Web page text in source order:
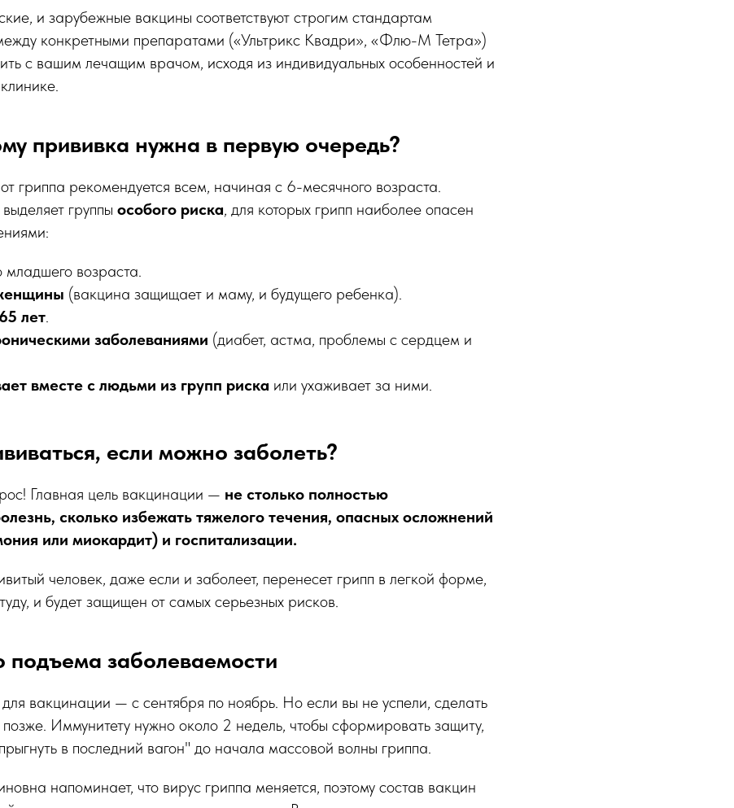
и зарубежные вакцины соответствуют строгим стандартам
конкретными препаратами («Ультрикс Квадри», «Флю-М Тетра»)
с вашим лечащим врачом, исходя из индивидуальных особенностей и
прививка нужна в первую очередь?
гриппа рекомендуется всем, начиная с 6-месячного возраста.
группы особого риска, для которых грипп наиболее опасен
младшего возраста.
(вакцина защищает и маму, и будущего ребенка).
лет.
заболеваниями (диабет, астма, проблемы с сердцем и
вместе с людьми из групп риска или ухаживает за ними.
если можно заболеть?
Главная цель вакцинации — не столько полностью
сколько избежать тяжелого течения, опасных осложнений
или миокардит) и госпитализации.
человек, даже если и заболеет, перенесет грипп в легкой форме,
и будет защищен от самых серьезных рисков.
подъема заболеваемости
вакцинации — с сентября по ноябрь. Но если вы не успели, сделать
Иммунитету нужно около 2 недель, чтобы сформировать защиту,
в последний вагон" до начала массовой волны гриппа.
напоминает, что вирус гриппа меняется, поэтому состав вакцин